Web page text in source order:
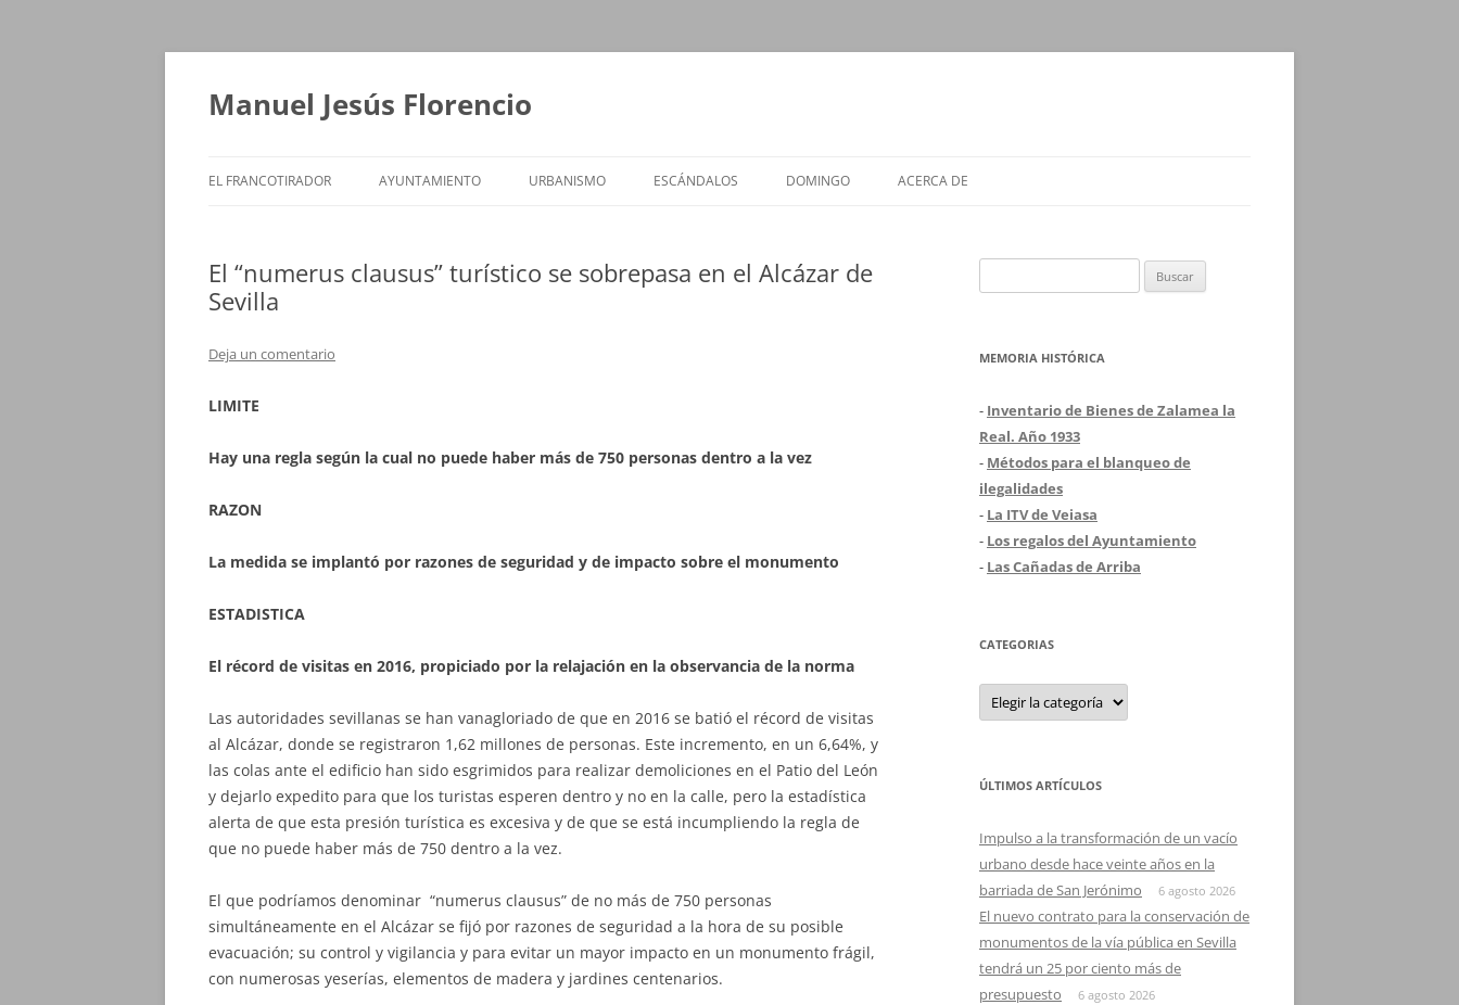
Saltar
Manuel Jesús Florencio
EL FRANCOTIRADOR AYUNTAMIENTO URBANISMO ESCÁNDALOS DOMINGO ACERCA DE
El “numerus clausus” turístico se sobrepasa en el Alcázar de
Sevilla
Deja un comentario
LIMITE
Hay una regla según la cual no puede haber más de 750 personas dentro a la vez
RAZON
La medida se implantó por razones de seguridad y de impacto sobre el monumento
ESTADISTICA
El récord de visitas en 2016, propiciado por la relajación en la observancia de la norma
Las autoridades sevillanas se han vanagloriado de que en 2016 se batió el récord de visitas
al Alcázar, donde se registraron 1,62 millones de personas. Este incremento, en un 6,64%, y
las colas ante el edificio han sido esgrimidos para realizar demoliciones en el Patio del León
y dejarlo expedito para que los turistas esperen dentro y no en la calle, pero la estadística
alerta de que esta presión turística es excesiva y de que se está incumpliendo la regla de
que no puede haber más de 750 dentro a la vez.
El que podríamos denominar “numerus clausus” de no más de 750 personas
simultáneamente en el Alcázar se fijó por razones de seguridad a la hora de su posible
evacuación; su control y vigilancia y para evitar un mayor impacto en un monumento frágil,
con numerosas yeserías, elementos de madera y jardines centenarios.
MEMORIA HISTÓRICA
- Inventario de Bienes de Zalamea la
Real. Año 1933
- Métodos para el blanqueo de
ilegalidades
- La ITV de Veiasa
- Los regalos del Ayuntamiento
- Las Cañadas de Arriba
CATEGORIAS
Categorias
ÚLTIMOS ARTÍCULOS
Impulso a la transformación de un vacío
urbano desde hace veinte años en la
barriada de San Jerónimo
6 agosto 2026
El nuevo contrato para la conservación de
monumentos de la vía pública en Sevilla
tendrá un 25 por ciento más de
presupuesto
6 agosto 2026